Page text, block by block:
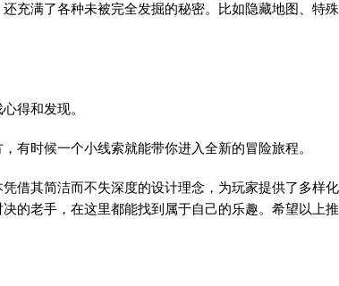
满了各种未被完全发掘的秘密。比如隐藏地图、特
得和发现。
时候一个小线索就能带你进入全新的冒险旅程。
其简洁而不失深度的设计理念，为玩家提供了多样
的老手，在这里都能找到属于自己的乐趣。希望以上